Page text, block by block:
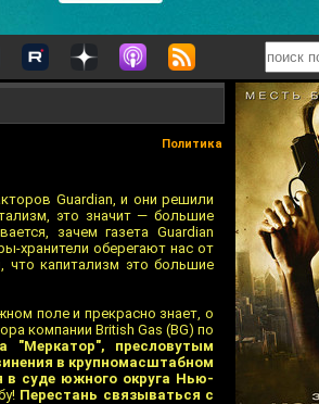
Политика
Guardian, и они решили
это значит — большие
зачем газета Guardian
хранители оберегают нас от
что капитализм это большие
поле и прекрасно знает, о
компании British Gas (BG) по
пресловутым
в крупномасштабном
в суде южного округа Нью-
Перестань связываться с